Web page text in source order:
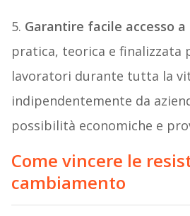
5. Garantire facile accesso
pratica, teorica e finalizzata
lavoratori durante tutta la
indipendentemente da
possibilità economiche e
Come vincere le
cambiamento